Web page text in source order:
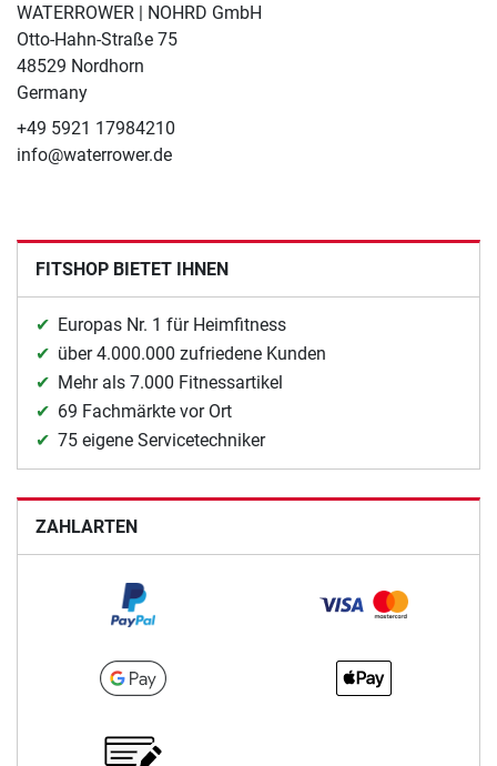
WATERROWER | NOHRD GmbH
Otto-Hahn-Straße 75
48529 Nordhorn
Germany
+49 5921 17984210
info@waterrower.de
FITSHOP BIETET IHNEN
Europas Nr. 1 für Heimfitness
über 4.000.000 zufriedene Kunden
Mehr als 7.000 Fitnessartikel
69 Fachmärkte vor Ort
75 eigene Servicetechniker
ZAHLARTEN